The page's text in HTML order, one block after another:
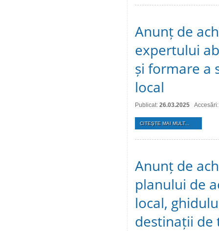
Anunț de
expertului
și formare a
local
Publicat: 26.03.2025
CITEŞTE MAI MULT...
Anunț de
planului de
local,
destinații de